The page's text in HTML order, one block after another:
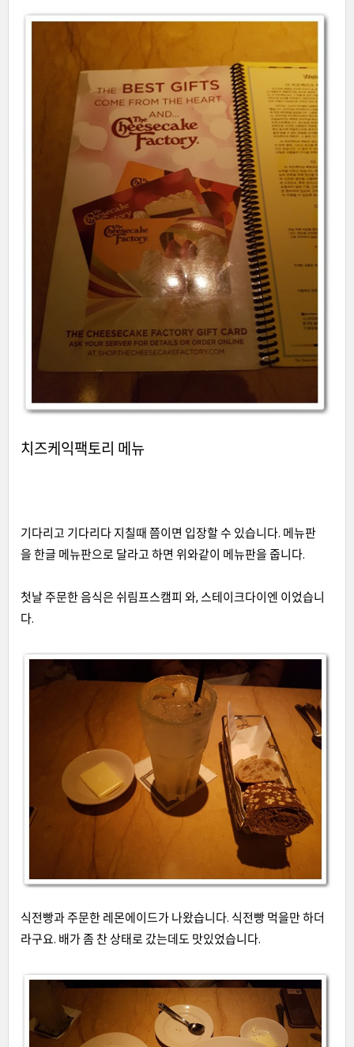
치즈케익팩토리 메뉴
기다리고 기다리다 지칠때 쯤이면 입장할 수 있습니다. 메뉴판
을 한글 메뉴판으로 달라고 하면 위와같이 메뉴판을 줍니다.
첫날 주문한 음식은 쉬림프스캠피 와, 스테이크다이엔 이었습니
다.
식전빵과 주문한 레몬에이드가 나왔습니다. 식전빵 먹을만 하더
라구요. 배가 좀 찬 상태로 갔는데도 맛있었습니다.